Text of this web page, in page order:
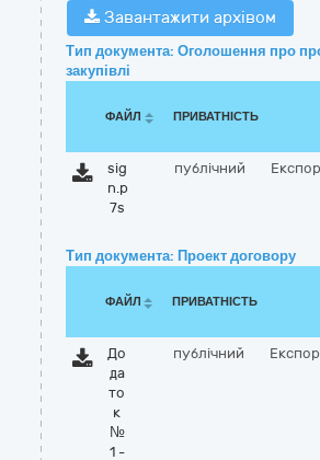
Завантажити архівом
Тип документа: Оголошення про
закупівлі
ФАЙЛ ПРИВАТНІСТЬ
sig
n.p
7s
публічний
Тип документа: Проект договору
ФАЙЛ ПРИВАТНІСТЬ
До
да
то
к
№
1 -
публічний